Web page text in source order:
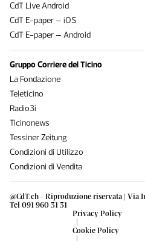
@CdT.ch - Riproduzione riservata | Via
Tel 091 960 31 31
Privacy Policy
|
Cookie Policy
|
CdT Live Android
CdT E-paper – iOS
CdT E-paper – Android
Gruppo Corriere del Ticino
La Fondazione
Teleticino
Radio3i
Ticinonews
Tessiner Zeitung
Condizioni di Utilizzo
Condizioni di Vendita